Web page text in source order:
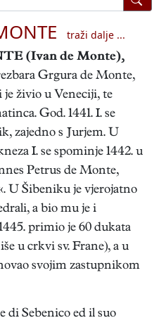
traži dalje ...
(Ivan de Monte),
Grgura de Monte,
živio u Veneciji, te
God. 1441. I. se
zajedno s Jurjem. U
I. se spominje 1442. u
Petrus de Monte,
U Šibeniku je vjerojatno
a bio mu je i
primio je 60 dukata
u crkvi sv. Frane), a u
svojim zastupnikom
di Sebenico ed il suo